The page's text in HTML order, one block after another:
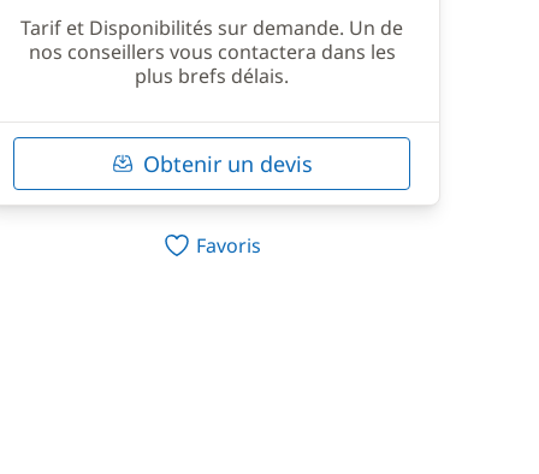
Tarif et Disponibilités sur demande. Un de
nos conseillers vous contactera dans les
plus brefs délais.
Obtenir un devis
Favoris